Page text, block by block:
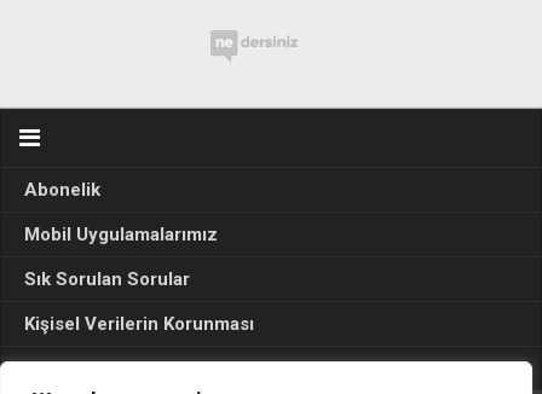
Abonelik
Mobil Uygulamalarımız
Sık Sorulan Sorular
Kişisel Verilerin Korunması
Seçim Sonuçları 2024